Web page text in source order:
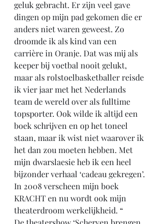
geluk gebracht. Er zijn veel gave
dingen op mijn pad gekomen die er
anders niet waren geweest. Zo
droomde ik als kind van een
carrière in Oranje. Dat was mij als
keeper bij voetbal nooit gelukt,
maar als rolstoelbasketballer reisde
ik vier jaar met het Nederlands
team de wereld over als fulltime
topsporter. Ook wilde ik altijd een
boek schrijven en op het toneel
staan, maar ik wist niet waarover ik
het dan zou moeten hebben. Met
mijn dwarslaesie heb ik een heel
bijzonder verhaal ‘cadeau gekregen’.
In 2008 verscheen mijn boek
KRACHT en nu wordt ook mijn
theaterdroom werkelijkheid. “